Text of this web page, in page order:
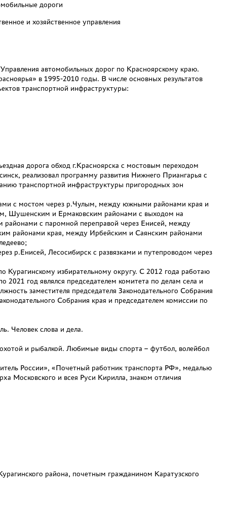
дороги
и хозяйственное управления
автомобильных дорог по Красноярскому краю.
в 1995-2010 годы. В числе основных результатов
транспортной инфраструктуры:
дорога обход г.Красноярска с мостовым переходом
реализовал программу развития Нижнего Приангарья с
транспортной инфраструктуры пригородных зон
с мостом через р.Чулым, между южными районами края и
Шушенским и Ермаковским районами с выходом на
с паромной переправой через Енисей, между
районами края, между Ирбейским и Саянским районами
р.Енисей, Лесосибирск с развязками и путепроводом через
Курагинскому избирательному округу. С 2012 года работаю
год являлся председателем комитета по делам села и
заместителя председателя Законодательного Собрания
Собрания края и председателем комиссии по
Человек слова и дела.
и рыбалкой. Любимые виды спорта – футбол, волейбол
России», «Почетный работник транспорта РФ», медалью
Московского и всея Руси Кирилла, знаком отличия
района, почетным гражданином Каратузского